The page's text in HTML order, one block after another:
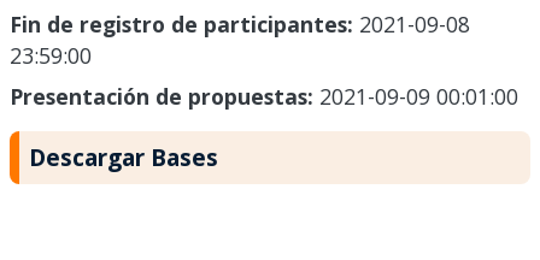
Fin de registro de participantes: 2021-09-08
23:59:00
Presentación de propuestas: 2021-09-09 00:01:00
Descargar Bases